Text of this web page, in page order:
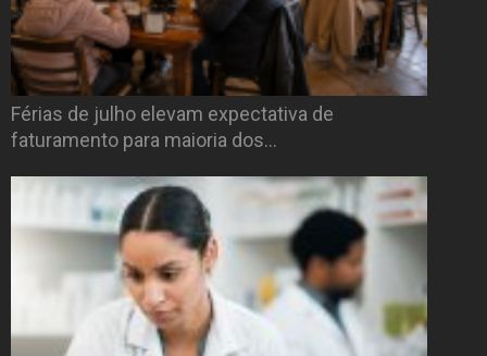
Férias de julho elevam expectativa de
faturamento para maioria dos…